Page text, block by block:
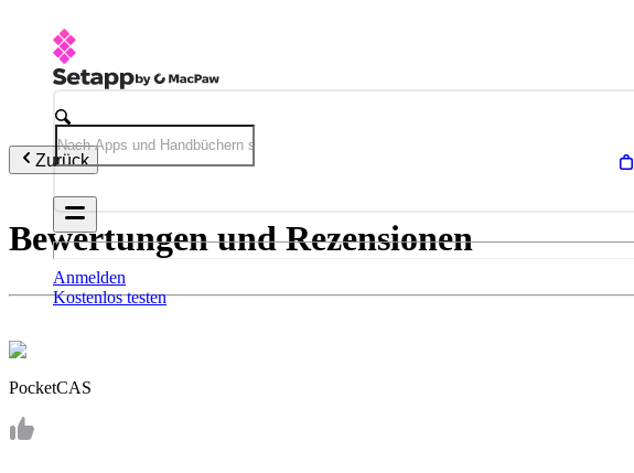
Anmelden
Kostenlos testen
Zurück
Bewertungen und Rezensionen
PocketCAS